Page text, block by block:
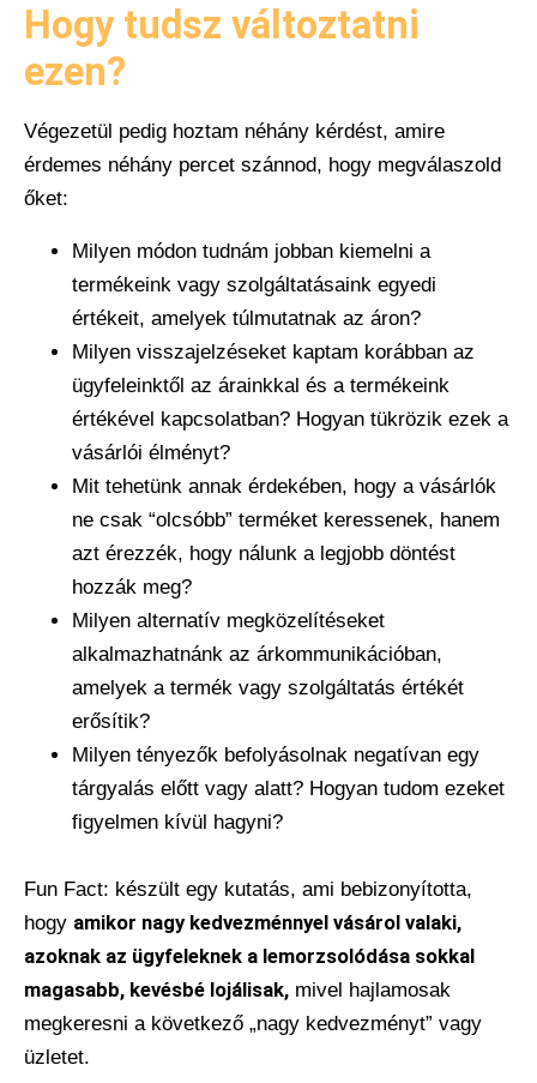
Hogy tudsz változtatni
ezen?
Végezetül pedig hoztam néhány kérdést, amire
érdemes néhány percet szánnod, hogy megválaszold
őket:
Milyen módon tudnám jobban kiemelni a
termékeink vagy szolgáltatásaink egyedi
értékeit, amelyek túlmutatnak az áron?
Milyen visszajelzéseket kaptam korábban az
ügyfeleinktől az árainkkal és a termékeink
értékével kapcsolatban? Hogyan tükrözik ezek a
vásárlói élményt?
Mit tehetünk annak érdekében, hogy a vásárlók
ne csak “olcsóbb” terméket keressenek, hanem
azt érezzék, hogy nálunk a legjobb döntést
hozzák meg?
Milyen alternatív megközelítéseket
alkalmazhatnánk az árkommunikációban,
amelyek a termék vagy szolgáltatás értékét
erősítik?
Milyen tényezők befolyásolnak negatívan egy
tárgyalás előtt vagy alatt? Hogyan tudom ezeket
figyelmen kívül hagyni?
Fun Fact: készült egy kutatás, ami bebizonyította,
hogy amikor nagy kedvezménnyel vásárol valaki,
azoknak az ügyfeleknek a lemorzsolódása sokkal
magasabb, kevésbé lojálisak, mivel hajlamosak
megkeresni a következő „nagy kedvezményt” vagy
üzletet.